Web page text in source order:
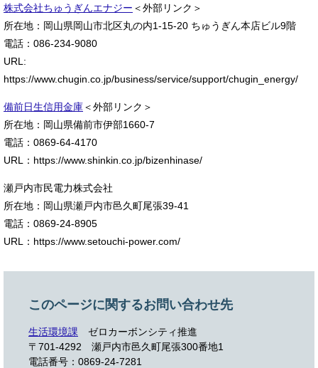
株式会社ちゅうぎんエナジー ＜外部リンク＞
所在地：岡山県岡山市北区丸の内1-15-20 ちゅうぎん本店ビル9階
電話：086-234-9080
URL:
https://www.chugin.co.jp/business/service/support/chugin_energy/
備前日生信用金庫＜外部リンク＞
所在地：岡山県備前市伊部1660-7
電話：0869-64-4170
URL：https://www.shinkin.co.jp/bizenhinase/
瀬戸内市民電力株式会社
所在地：岡山県瀬戸内市邑久町尾張39-41
電話：0869-24-8905
URL：https://www.setouchi-power.com/
このページに関するお問い合わせ先
生活環境課
ゼロカーボンシティ推進
〒701-4292
瀬戸内市邑久町尾張300番地1
電話番号：0869-24-7281